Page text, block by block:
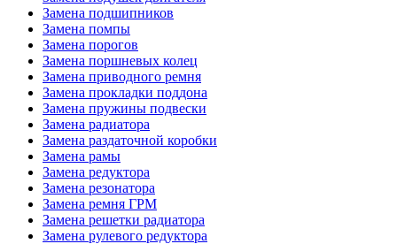
Замена подшипников
Замена помпы
Замена порогов
Замена поршневых колец
Замена приводного ремня
Замена прокладки поддона
Замена пружины подвески
Замена радиатора
Замена раздаточной коробки
Замена рамы
Замена редуктора
Замена резонатора
Замена ремня ГРМ
Замена решетки радиатора
Замена рулевого редуктора